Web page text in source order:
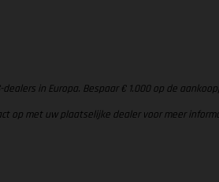
in Europa. Bespaar € 1.000 op de
op met uw plaatselijke dealer voor meer